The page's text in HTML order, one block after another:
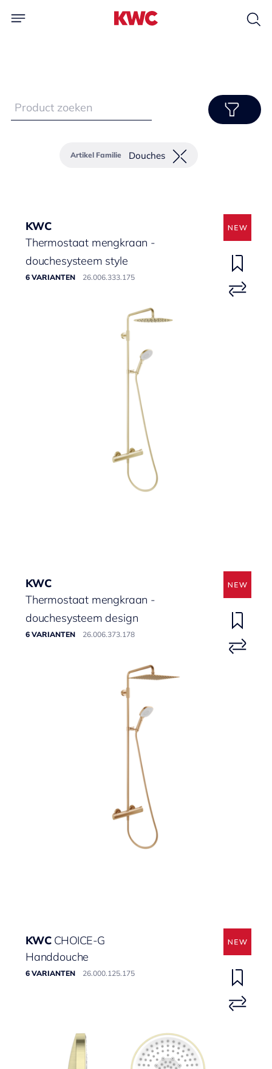
Artikel Familie Douches
KWC
Thermostaat mengkraan -
douchesysteem style
6 VARIANTEN 26.006.333.175
KWC
Thermostaat mengkraan -
douchesysteem design
6 VARIANTEN 26.006.373.178
KWC CHOICE-G
Handdouche
6 VARIANTEN 26.000.125.175